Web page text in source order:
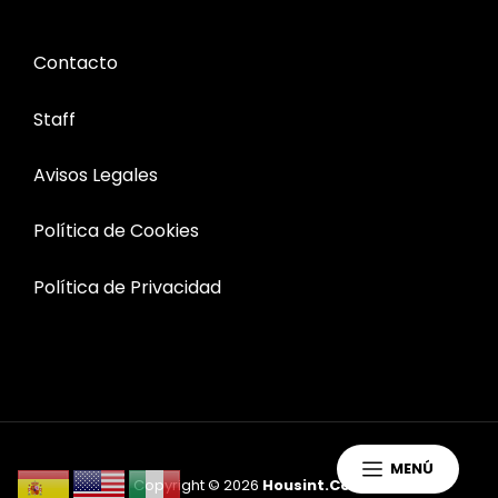
MENÚ
Contacto
Staff
Avisos Legales
Política de Cookies
Política de Privacidad
Copyright © 2026 Housint.com